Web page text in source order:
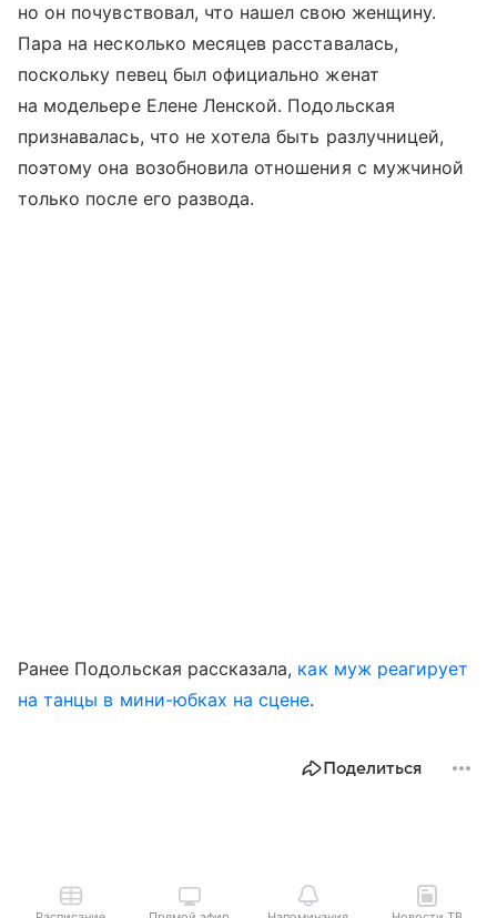
но он почувствовал, что нашел свою женщину.
Пара на несколько месяцев расставалась,
поскольку певец был официально женат
на модельере Елене Ленской. Подольская
признавалась, что не хотела быть разлучницей,
поэтому она возобновила отношения с мужчиной
только после его развода.
Ранее Подольская рассказала, как муж реагирует
на танцы в мини-юбках на сцене.
Поделиться